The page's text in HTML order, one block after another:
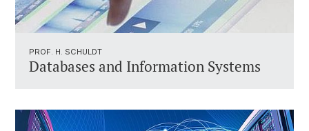
PROF. H. SCHULDT
Databases and Information Systems